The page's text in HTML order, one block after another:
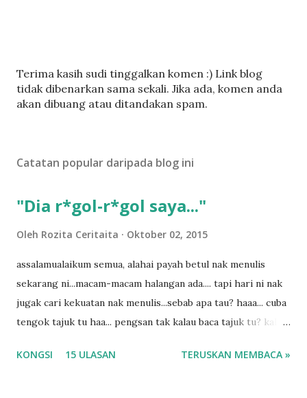
C
a
t
l
Terima kasih sudi tinggalkan komen :) Link blog
tidak dibenarkan sama sekali. Jika ada, komen anda
akan dibuang atau ditandakan spam.
Catatan popular daripada blog ini
"Dia r*gol-r*gol saya..."
Oleh Rozita Ceritaita Oktober 02, 2015
assalamualaikum semua, alahai payah betul nak menulis
sekarang ni...macam-macam halangan ada.... tapi hari ni nak
jugak cari kekuatan nak menulis...sebab apa tau? haaa... cuba
tengok tajuk tu haa... pengsan tak kalau baca tajuk tu? kalau
tau? yang sebut tu anak aku....diulangi ANAK AKU ....adoiiii
KONGSI 15 ULASAN TERUSKAN MEMBACA »